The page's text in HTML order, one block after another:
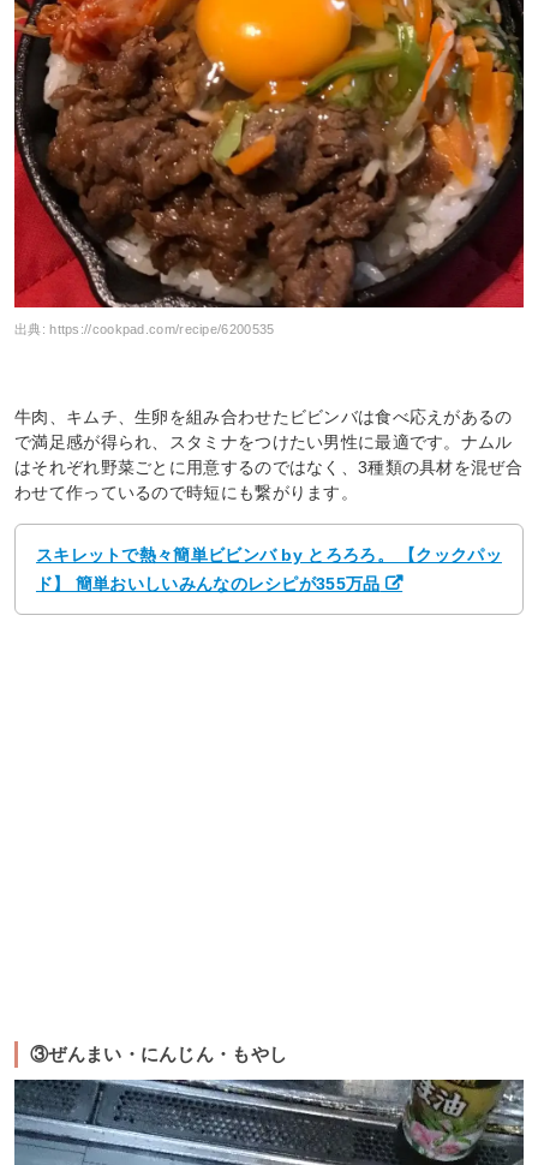
出典: https://cookpad.com/recipe/6200535
牛肉、キムチ、生卵を組み合わせたビビンバは食べ応えがあるの
で満足感が得られ、スタミナをつけたい男性に最適です。ナムル
はそれぞれ野菜ごとに用意するのではなく、3種類の具材を混ぜ合
わせて作っているので時短にも繋がります。
スキレットで熱々簡単ビビンバ by とろろろ。 【クックパッ
ド】 簡単おいしいみんなのレシピが355万品
③ぜんまい・にんじん・もやし